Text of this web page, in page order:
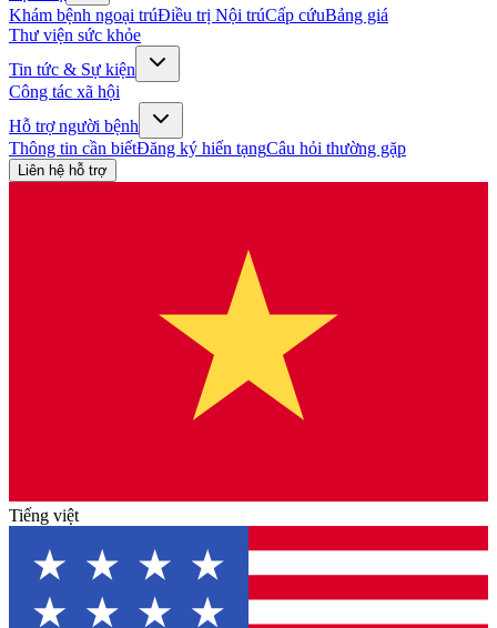
Khám bệnh ngoại trúĐiều trị Nội trúCấp cứuBảng giá
Thư viện sức khỏe
Tin tức & Sự kiện
Công tác xã hội
Hỗ trợ người bệnh
Thông tin cần biếtĐăng ký hiến tạngCâu hỏi thường gặp
Liên hệ hỗ trợ
Tiếng việt